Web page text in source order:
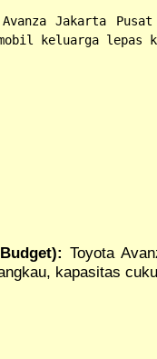
Jakarta
keluarga lepas
Toyota
kapasitas